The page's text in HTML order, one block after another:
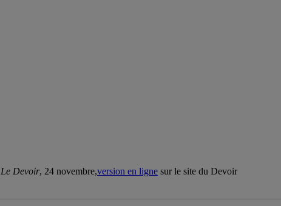
Le Devoir, 24 novembre,version en ligne sur le site du Devoir